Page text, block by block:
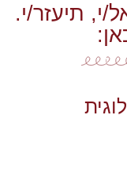
י, תיעזר/י.